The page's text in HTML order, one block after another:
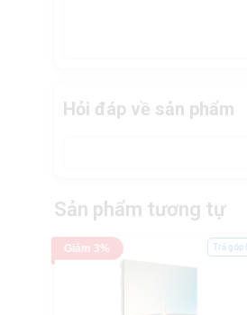
Hỏi đáp về sản phẩm
Sản phẩm tương tự
Giảm 3% Trả góp